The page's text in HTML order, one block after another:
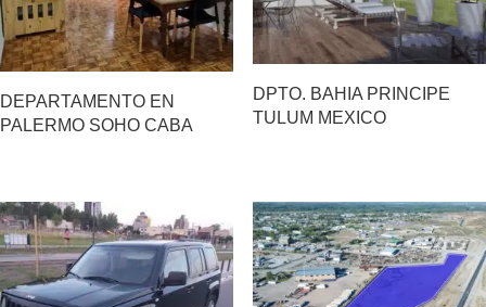
DEPARTAMENTO EN
PALERMO SOHO CABA
DPTO. BAHIA PRINCIPE
TULUM MEXICO